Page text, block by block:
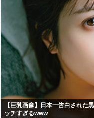
【巨乳画像】日本一告白された
ッチすぎるwww